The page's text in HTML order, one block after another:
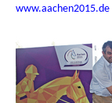
www.aachen2015.de